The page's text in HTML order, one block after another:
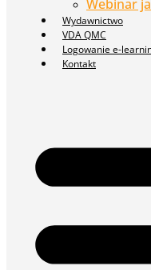
Webinar
Wydawnictwo
VDA QMC
Logowanie e-
Kontakt